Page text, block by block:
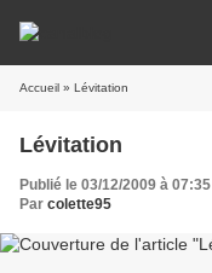
Accueil » Lévitation
Lévitation
Publié le 03/12/2009 à 07:35
Par colette95